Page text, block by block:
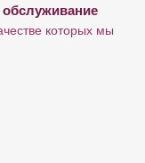
обслуживание
которых мы